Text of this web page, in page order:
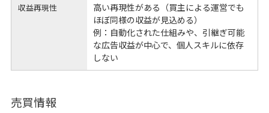
収益再現性
高い再現性がある（買主による運営でも
ほぼ同様の収益が見込める）
例：自動化された仕組みや、引継ぎ可能
な広告収益が中心で、個人スキルに依存
しない
売買情報